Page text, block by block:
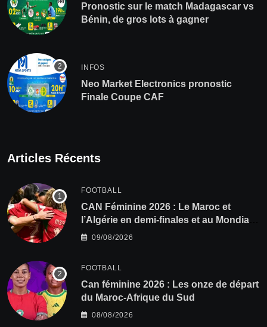
Pronostic sur le match Madagascar vs
Bénin, de gros lots à gagner
INFOS
Neo Market Electronics pronostic
Finale Coupe CAF
Articles Récents
FOOTBALL
CAN Féminine 2026 : Le Maroc et
l’Algérie en demi-finales et au Mondial
2027 !
09/08/2026
FOOTBALL
‎Can féminine 2026 : Les onze de départ
du Maroc-Afrique du Sud
08/08/2026